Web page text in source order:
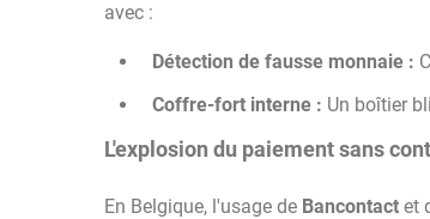
avec :
Détection de fausse monnaie :
Coffre-fort interne : Un boîtier
L'explosion du paiement sans
En Belgique, l'usage de Bancontact et